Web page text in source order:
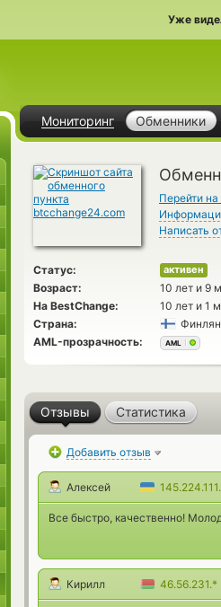
Уже
Мониторинг Обменники
Перейти
Написать
Статус: активен
Возраст: 10 лет и 9
На BestChange: 10 лет и 1
Страна:
AML-прозрачность:
AML
Отзывы Статистика
Добавить отзыв
Алексей
Все быстро, качественно!
Кирилл 46.56.231.*